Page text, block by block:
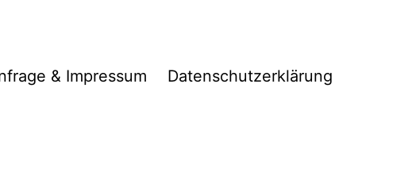
& Impressum Datenschutzerklärung